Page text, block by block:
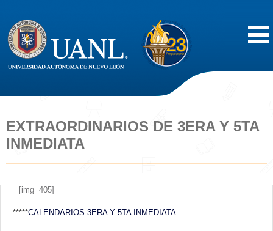
Acerca de
Servicios
EXTRAORDINARIOS DE 3ERA Y 5TA
INMEDIATA
[img=405]
*****CALENDARIOS 3ERA Y 5TA INMEDIATA